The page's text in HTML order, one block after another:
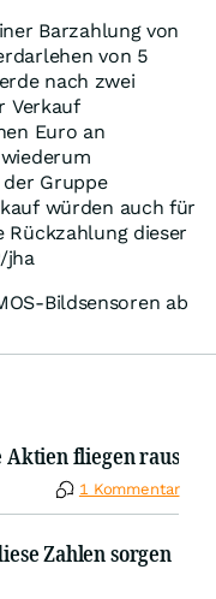
Barzahlung von
von 5
nach zwei
Verkauf
Euro an
Gruppe
würden auch für
Rückzahlung dieser
jha
Bildsensoren ab
Aktien fliegen raus
1 Kommentar
Zahlen sorgen